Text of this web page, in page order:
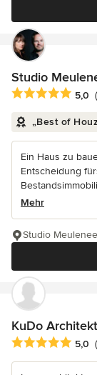
Studio
5,0
„Best of
Ein Haus zu
Entscheidung
Mehr
Studio
KuDo
5,0